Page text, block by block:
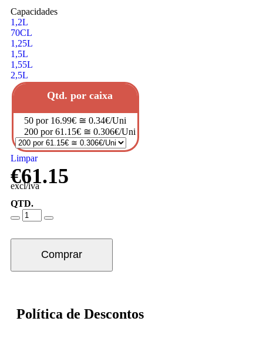
Capacidades
1,2L
70CL
1,25L
1,5L
1,55L
2,5L
Qtd. por caixa
50 por 16.99€ ≅ 0.34€/Uni
200 por 61.15€ ≅ 0.306€/Uni
Limpar
€61.15
excl/iva
QTD.
Comprar
Política de Descontos